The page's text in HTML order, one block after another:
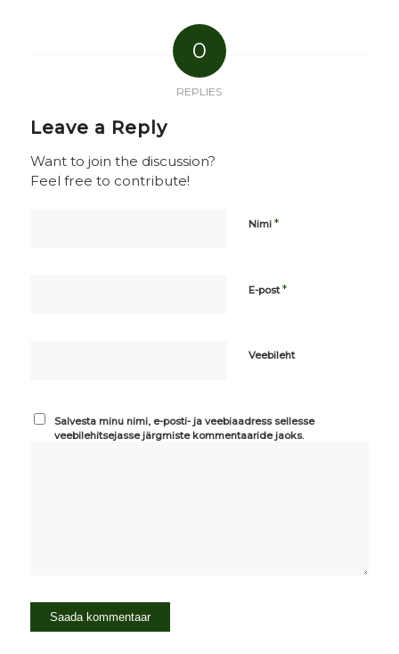
0
REPLIES
Leave a Reply
Want to join the discussion?
Feel free to contribute!
Nimi *
E-post*
Veebileht
Salvesta minu nimi, e-posti- ja veebiaadress sellesse
veebilehitsejasse järgmiste kommentaaride jaoks.